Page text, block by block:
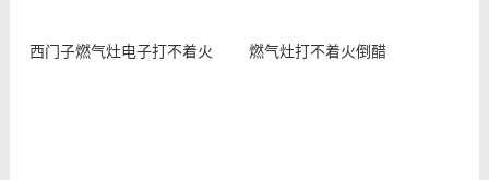
西门子燃气灶电子打不着火 燃气灶打不着火倒醋